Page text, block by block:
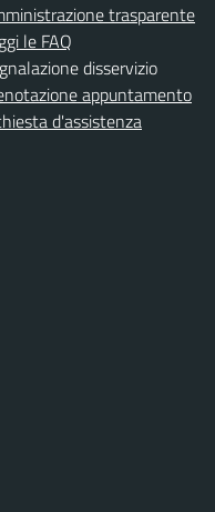
trasparente
le FAQ
disservizio
appuntamento
d'assistenza